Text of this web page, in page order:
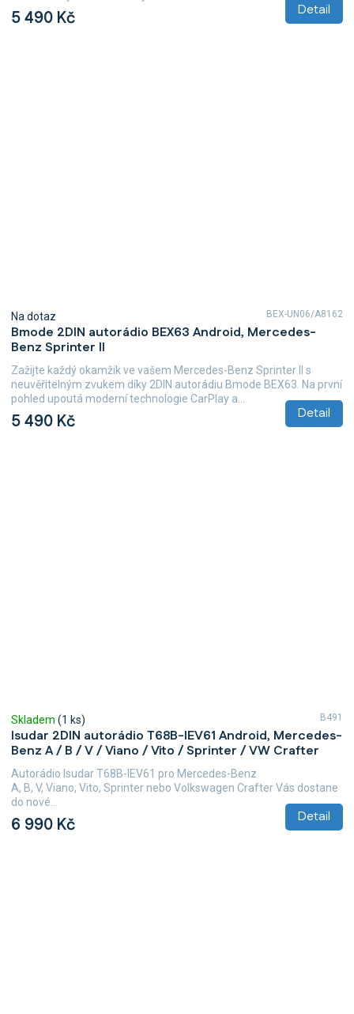
hvězdiček.
5 490 Kč Detail
Bmode 2DIN autorádio BEX63 Android, Mercedes-
Benz Sprinter II
Na dotaz
5 490 Kč Detail
Zažijte každý okamžik ve vašem Mercedes-Benz Sprinter II s
neuvěřitelným zvukem díky 2DIN autorádiu Bmode BEX63. Na první
pohled upoutá moderní technologie CarPlay a...
BEX-UN06/A8162
Isudar 2DIN autorádio T68B-IEV61 Android, Mercedes-
Benz A / B / V / Viano / Vito / Sprinter / VW Crafter
Skladem (1 ks)
6 990 Kč Detail
Autorádio Isudar T68B-IEV61 pro Mercedes-Benz
A, B, V, Viano, Vito, Sprinter nebo Volkswagen Crafter Vás dostane
do nové...
B491